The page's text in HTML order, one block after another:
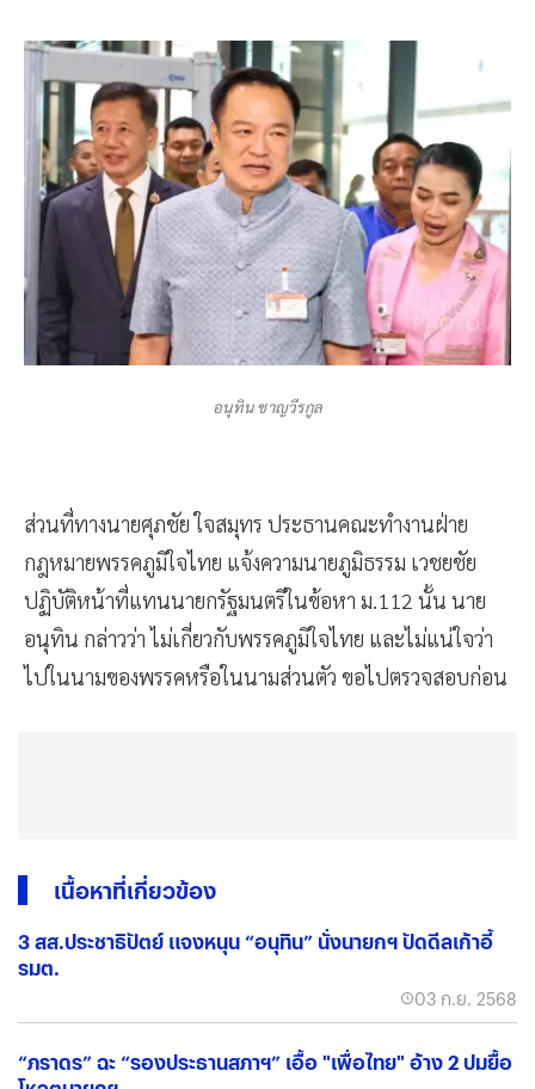
อนุทิน ชาญวีรกูล
ส่วนที่ทางนายศุภชัย ใจสมุทร ประธานคณะทำงานฝ่าย
กฎหมายพรรคภูมิใจไทย แจ้งความนายภูมิธรรม เวชยชัย
ปฏิบัติหน้าที่แทนนายกรัฐมนตรีในข้อหา ม.112 นั้น นาย
อนุทิน กล่าวว่า ไม่เกี่ยวกับพรรคภูมิใจไทย และไม่แน่ใจว่า
ไปในนามของพรรคหรือในนามส่วนตัว ขอไปตรวจสอบก่อน
เนื้อหาที่เกี่ยวข้อง
3 สส.ประชาธิปัตย์ แจงหนุน “อนุทิน” นั่งนายกฯ ปัดดีลเก้าอี้
รมต.
03 ก.ย. 2568
“ภราดร” ฉะ “รองประธานสภาฯ” เอื้อ "เพื่อไทย" อ้าง 2 ปมยื้อ